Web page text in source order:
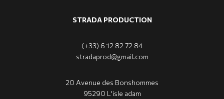
STRADA PRODUCTION
(+33) 6 12 82 72 84
stradaprod@gmail.com
20 Avenue des Bonshommes
95290 L'isle adam